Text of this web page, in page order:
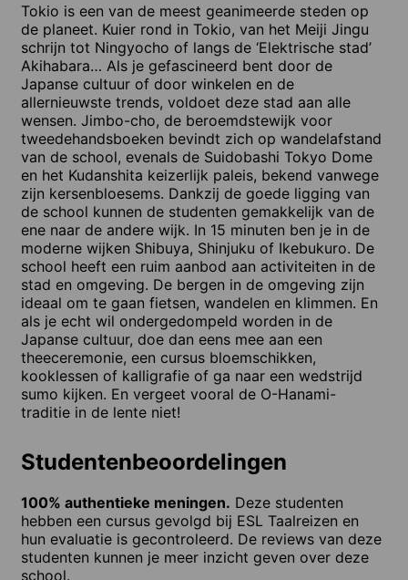
Tokio is een van de meest geanimeerde steden op
de planeet. Kuier rond in Tokio, van het Meiji Jingu
schrijn tot Ningyocho of langs de ‘Elektrische stad’
Akihabara… Als je gefascineerd bent door de
Japanse cultuur of door winkelen en de
allernieuwste trends, voldoet deze stad aan alle
wensen. Jimbo-cho, de beroemdstewijk voor
tweedehandsboeken bevindt zich op wandelafstand
van de school, evenals de Suidobashi Tokyo Dome
en het Kudanshita keizerlijk paleis, bekend vanwege
zijn kersenbloesems. Dankzij de goede ligging van
de school kunnen de studenten gemakkelijk van de
ene naar de andere wijk. In 15 minuten ben je in de
moderne wijken Shibuya, Shinjuku of Ikebukuro. De
school heeft een ruim aanbod aan activiteiten in de
stad en omgeving. De bergen in de omgeving zijn
ideaal om te gaan fietsen, wandelen en klimmen. En
als je echt wil ondergedompeld worden in de
Japanse cultuur, doe dan eens mee aan een
theeceremonie, een cursus bloemschikken,
kooklessen of kalligrafie of ga naar een wedstrijd
sumo kijken. En vergeet vooral de O-Hanami-
traditie in de lente niet!
Studentenbeoordelingen
100% authentieke meningen. Deze studenten
hebben een cursus gevolgd bij ESL Taalreizen en
hun evaluatie is gecontroleerd. De reviews van deze
studenten kunnen je meer inzicht geven over deze
school.